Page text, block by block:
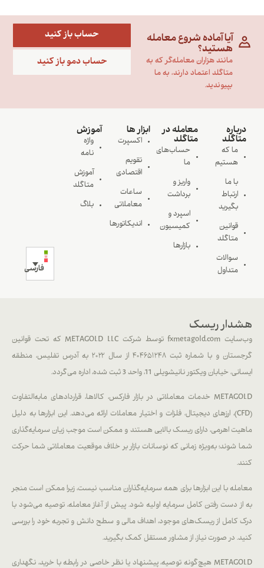
آیا آماده شروع معامله
هستید؟
مانند هزاران معامله‌گر که به
متاگلد اعتماد دارند، به ما
بپیوندید.
حساب باز کنید
حساب دمو باز کنید
درباره
متاگلد
ما که
هستیم
با ما
ارتباط
بگیرید
قوانین
متاگلد
سوالات
متداول
معامله در
متاگلد
حساب‌های
ما
واریز و
برداشت
اسپرد و
کمیسیون
بازارها
ابزار ها
اکسپرت
تقویم
اقتصادی
ساعات
معاملاتی
اندیکاتورها
آموزش
واژه
نامه
آموزش
متاگلد
بلاگ
فارسی
هشدار ریسک
وب‌سایت fxmetagold.com توسط شرکت METAGOLD LLC که تحت قوانین
گرجستان و با شماره ثبت ۴۰۴۶۵۱۲۴۸ از سال ۲۰۲۲ به آدرس تفلیس، منطقه
ایسانی، خیابان ویکتور نانیشویلی 11، واحد 3 ثبت شده، اداره می‌گردد.
METAGOLD خدمات معاملاتی در بازار فارکس، کالاها، قراردادهای مابه‌التفاوت
(CFD)، ارزهای دیجیتال، فلزات و اختیار معاملات ارائه می‌دهد. این ابزارها به دلیل
ماهیت اهرمی، دارای ریسک بالایی هستند و ممکن است موجب زیان سرمایه‌گذاری
شما شوند؛ به‌ویژه زمانی که نوسانات بازار بر خلاف موقعیت معاملاتی شما حرکت
کنند.
معامله با این ابزارها برای همه سرمایه‌گذاران مناسب نیست، زیرا ممکن است منجر
به از دست رفتن کامل سرمایه اولیه شود. پیش از آغاز معامله، توصیه می‌شود با
درک کامل از ریسک‌های موجود، اهداف مالی و سطح دانش و تجربه خود را بررسی
کنید. در صورت نیاز، از مشاور مستقل کمک بگیرید.
METAGOLD هیچ‌گونه توصیه، پیشنهاد یا نظر خاصی در رابطه با خرید، نگهداری